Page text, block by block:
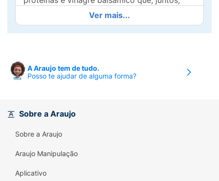
promovem a regeneração capilar de maneira
intensiva, repondo a massa proteica nos fios.
Especificações:
Modo de usar:
Nos cabelos molhados, aplique
bem. Se necessário, repita a aplicação.
Potencialize os resultados utilizando toda a
linha Bendito Loiro.
Ver mais...
A Araujo tem de tudo.
Posso te ajudar de alguma forma?
Sobre a Araujo
Sobre a Araujo
Araujo Manipulação
Aplicativo